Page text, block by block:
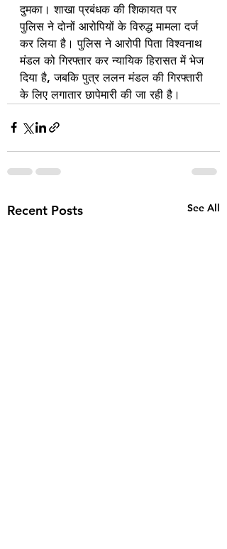
दुमका। शाखा प्रबंधक की शिकायत पर
पुलिस ने दोनों आरोपियों के विरुद्ध मामला दर्ज
कर लिया है। पुलिस ने आरोपी पिता विश्वनाथ
मंडल को गिरफ्तार कर न्यायिक हिरासत में भेज
दिया है, जबकि पुत्र ललन मंडल की गिरफ्तारी
के लिए लगातार छापेमारी की जा रही है।
Recent Posts See All